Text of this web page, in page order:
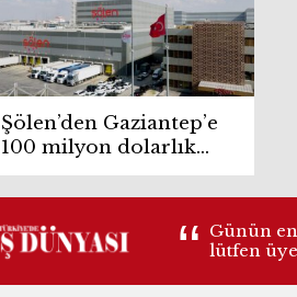
Şölen’den Gaziantep’e
100 milyon dolarlık
teknoloji üssü
Günün
lütfen